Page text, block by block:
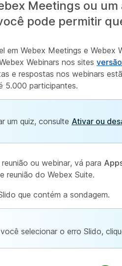
Meetings ou
pode permitir
em Webex Meetings e Webex
Webinars nos sites
e respostas nos webinars
5.000 participantes.
um quiz, consulte Ativar ou
ou webinar, vá para
reunião do Webex Suite.
que contém a sondagem.
selecionar o erro Slido,